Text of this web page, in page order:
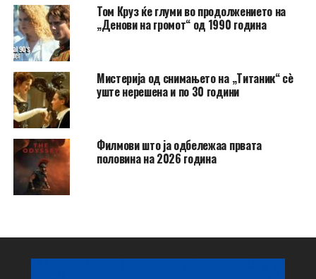
Том Круз ќе глуми во продолжението на
„Денови на громот“ од 1990 година
Мистерија од снимањето на „Титаник“ сè
уште нерешена и по 30 години
Филмови што ја одбележаа првата
половина на 2026 година